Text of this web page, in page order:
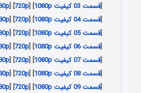
[قسمت 03 کیفیت 1080p ] [
720p
] [
[قسمت 04 کیفیت 1080p ] [
720p
] [
[قسمت 05 کیفیت 1080p ] [
720p
] [
[قسمت 06 کیفیت 1080p ] [
720p
] [
[قسمت 07 کیفیت 1080p ] [
720p
] [
[قسمت 08 کیفیت 1080p ] [
720p
] [
[قسمت 09 کیفیت 1080p ] [
720p
] [